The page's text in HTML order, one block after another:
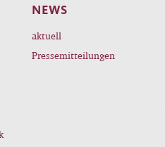
NEWS
aktuell
Pressemitteilungen